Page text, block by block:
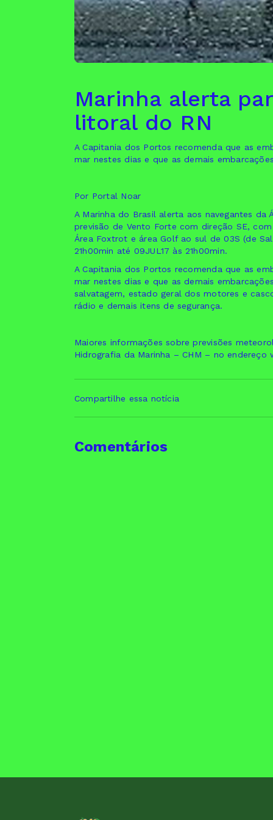
Marinha alerta
litoral do RN
A Capitania dos Portos recomenda que as
mar nestes dias e que as demais
Por Portal Noar
A Marinha do Brasil alerta aos navegantes
previsão de Vento Forte com direção SE,
Área Foxtrot e área Golf ao sul de 03S (de
21h00min até 09JUL17 às 21h00min.
A Capitania dos Portos recomenda que as
mar nestes dias e que as demais
salvatagem, estado geral dos motores e
rádio e demais itens de segurança.
Maiores informações sobre previsões
Hidrografia da Marinha – CHM – no
Compartilhe essa notícia
Comentários